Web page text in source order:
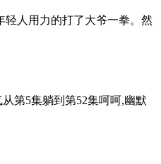
轻人用力的打了大爷一拳。然
第5集躺到第52集呵呵,幽默